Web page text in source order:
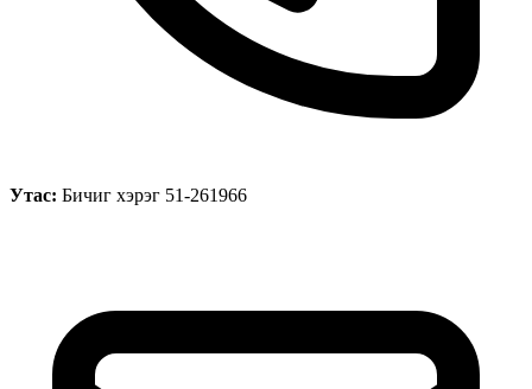
Утас: Бичиг хэрэг 51-261966